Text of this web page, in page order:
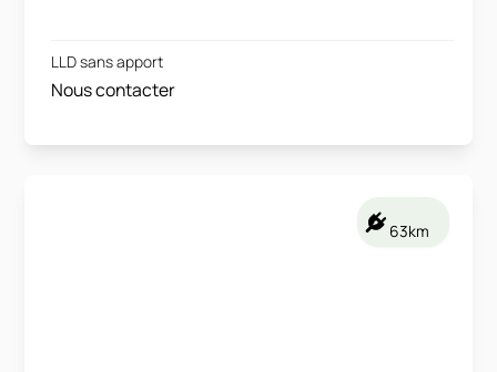
LLD sans apport
Nous contacter
63km